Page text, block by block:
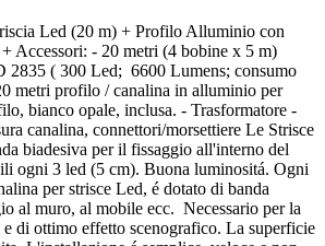
Led (20 m) + Profilo Alluminio con
Accessori: - 20 metri (4 bobine x 5 m)
2835 ( 300 Led; 6600 Lumens; consumo
metri profilo / canalina in alluminio per
bianco opale, inclusa. - Trasformatore -
canalina, connettori/morsettiere Le Strisce
biadesiva per il fissaggio all'interno del
ogni 3 led (5 cm). Buona luminositá. Ogni
per strisce Led, é dotato di banda
al muro, al mobile ecc. Necessario per la
e di ottimo effetto scenografico. La superficie